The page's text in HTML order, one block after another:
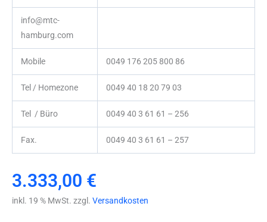
info@mtc-
hamburg.com
Mobile 0049 176 205 800 86
Tel / Homezone 0049 40 18 20 79 03
Tel / Büro 0049 40 3 61 61 – 256
Fax. 0049 40 3 61 61 – 257
3.333,00 €
inkl. 19 % MwSt. zzgl. Versandkosten